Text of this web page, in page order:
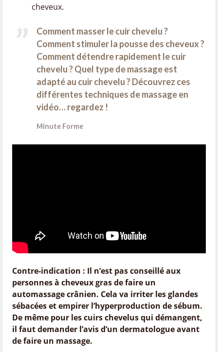
cheveux.
Comment masser le cuir chevelu ?
Comment stimuler la pousse des cheveux ?
Comment détendre rapidement le cuir
chevelu ? Quel type de massage est
adapté au cuir chevelu ? Découvrez ces
différentes techniques de massage en
vidéo… regardez !
Minute Forme
Contre-indication : Il n’est pas conseillé aux
personnes à cheveux gras de faire un
automassage crânien. Cela va irriter les glandes
sébacées et empirer l’hyperproduction de sébum.
De même pour les cuirs chevelus qui démangent,
il faut demander l’avis d’un dermatologue avant
de faire un massage.